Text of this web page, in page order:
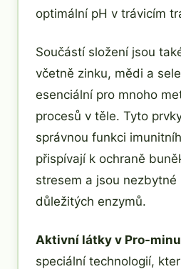
optimální pH v trávicím
Součástí složení jsou
včetně zinku, mědi a
esenciální pro mnoho
procesů v těle. Tyto
správnou funkci
přispívají k ochraně
stresem a jsou nezbytné
důležitých enzymů.
Aktivní látky v Pro-minu
speciální technologií,